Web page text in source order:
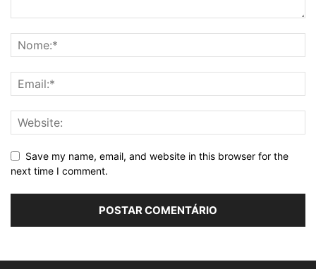
Save my name, email, and website in this browser for the
next time I comment.